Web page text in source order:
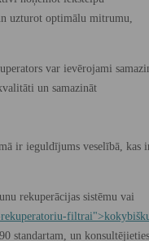
uzturot optimālu mitrumu,
var ievērojami
un samazināt
ir ieguldījums veselībā, kas
rekuperācijas sistēmu vai
standartam, un